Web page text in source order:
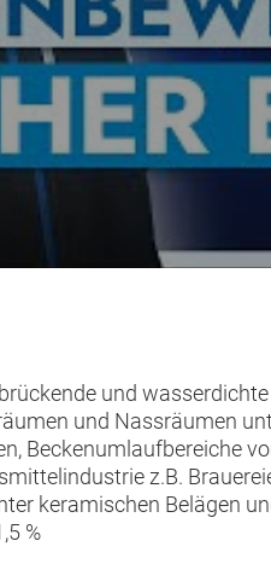
und
und Nassräumen
Beckenumlaufbereiche
z.B.
keramischen Belägen
%